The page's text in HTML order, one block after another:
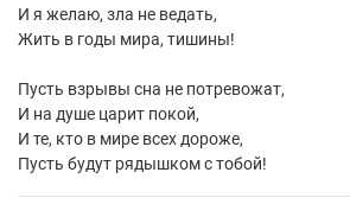
И я желаю, зла не ведать,
Жить в годы мира, тишины!
Пусть взрывы сна не потревожат,
И на душе царит покой,
И те, кто в мире всех дороже,
Пусть будут рядышком с тобой!